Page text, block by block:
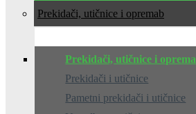
Prekidači, utičnice i oprema
Prekidači, utičnice i oprema
Prekidači i utičnice
Pametni prekidači i utičnice